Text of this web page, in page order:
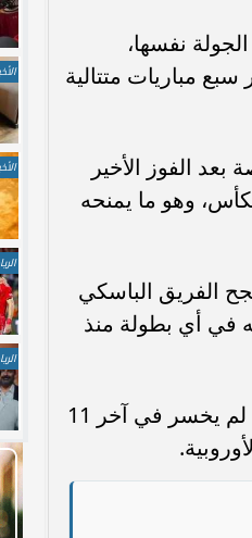
نفسها،
مباريات متتالية
الفوز الأخير
وهو ما يمنحه
الفريق الباسكي
2019، كما لم ينتصر عليه في أي بطولة منذ
في المقابل، يصل سوسيداد بمعنويات مرتفعة بعد سلسلة نتائج إيجابية، حيث لم يخسر في آخر 11